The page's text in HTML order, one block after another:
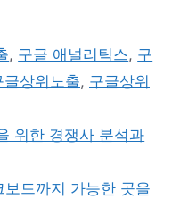
, 구글 애널리틱스, 구
글상위노출, 구글상위
위한 경쟁사 분석과
드까지 가능한 곳을